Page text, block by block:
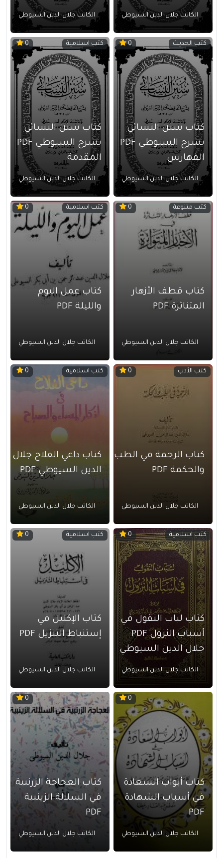
الكاتب جلال الدين السيوطي الكاتب جلال الدين السيوطي
كتب الحديث 0
كتاب سنن النسائي
بشرح السيوطي PDF
الفهارس
الكاتب جلال الدين السيوطي
كتب اسلامية 0
كتاب سنن النسائي
بشرح السيوطي PDF
المقدمة
الكاتب جلال الدين السيوطي
كتب متنوعة 0
كتاب قطف الأزهار
المتناثرة PDF
الكاتب جلال الدين السيوطي
كتب اسلامية 0
كتاب عمل اليوم
والليلة PDF
الكاتب جلال الدين السيوطي
كتب الأدب 0
كتاب الرحمة في الطب
والحكمة PDF
الكاتب جلال الدين السيوطي
كتب اسلامية 0
كتاب داعي الفلاح جلال
الدين السيوطي PDF
الكاتب جلال الدين السيوطي
كتب اسلامية 0
كتاب لباب النقول في
أسباب النزول PDF
جلال الدين السيوطي
الكاتب جلال الدين السيوطي
كتب اسلامية 0
كتاب الإكليل في
إستنباط التنزيل PDF
الكاتب جلال الدين السيوطي
0
كتاب أبواب السعادة
في أسباب الشهادة
PDF
الكاتب جلال الدين السيوطي
0
كتاب العجاجة الزرنبية
في السلالة الزينبية
PDF
الكاتب جلال الدين السيوطي